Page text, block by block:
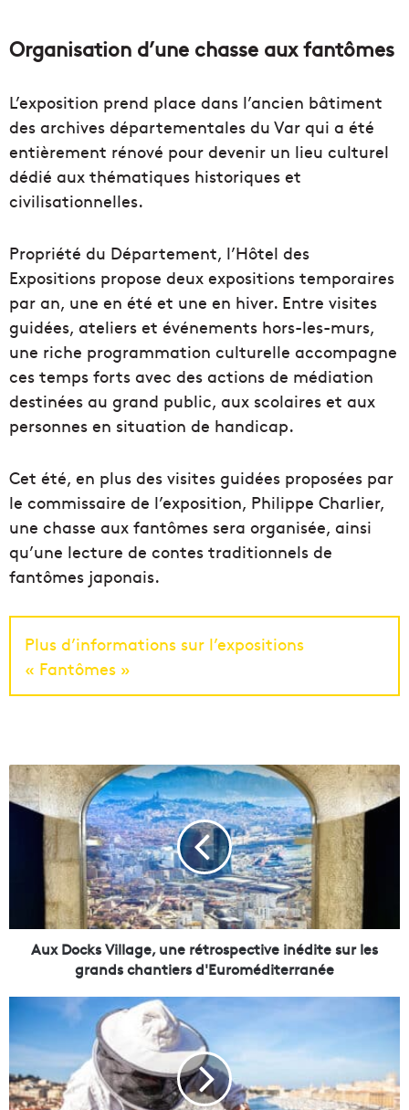
Organisation d’une chasse aux fantômes
L’exposition prend place dans l’ancien bâtiment
des archives départementales du Var qui a été
entièrement rénové pour devenir un lieu culturel
dédié aux thématiques historiques et
civilisationnelles.
Propriété du Département, l’Hôtel des
Expositions propose deux expositions temporaires
par an, une en été et une en hiver. Entre visites
guidées, ateliers et événements hors-les-murs,
une riche programmation culturelle accompagne
ces temps forts avec des actions de médiation
destinées au grand public, aux scolaires et aux
personnes en situation de handicap.
Cet été, en plus des visites guidées proposées par
le commissaire de l’exposition, Philippe Charlier,
une chasse aux fantômes sera organisée, ainsi
qu’une lecture de contes traditionnels de
fantômes japonais.
Plus d’informations sur l’expositions
« Fantômes »
A
u
V
g
e
u
n
Aux Docks Village, une rétrospective inédite sur les
grands chantiers d'Euroméditerranée
M
a
s
e